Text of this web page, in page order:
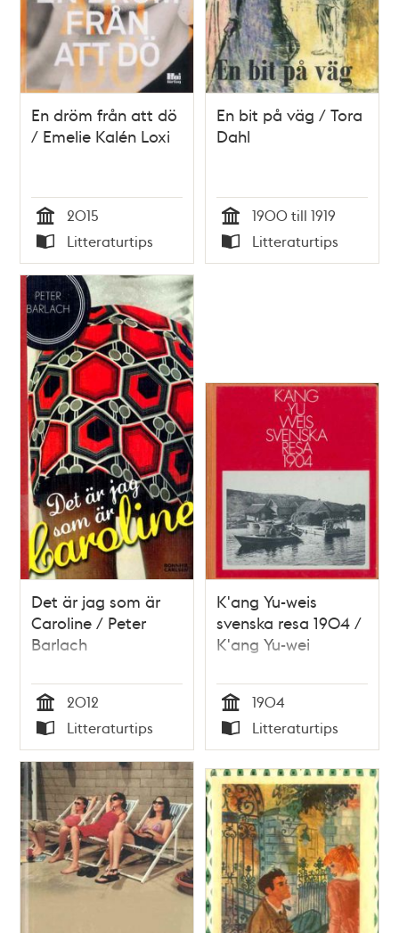
En dröm från att dö
/ Emelie Kalén Loxi
Tid
2015
Typ
Litteraturtips
En bit på väg / Tora
Dahl
Tid
1900 till 1919
Typ
Litteraturtips
Det är jag som är
Caroline / Peter
Barlach
Tid
2012
Typ
Litteraturtips
K'ang Yu-weis
svenska resa 1904 /
K'ang Yu-wei
Tid
1904
Typ
Litteraturtips